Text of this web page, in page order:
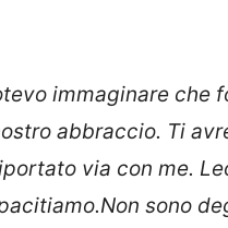
immaginare che
abbraccio. Ti
via con me.
sono